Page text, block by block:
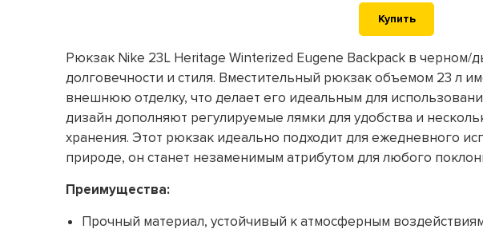
Купить
Рюкзак Nike 23L Heritage Winterized Eugene Backpack в черном/
долговечности и стиля. Вместительный рюкзак объемом 23 л
внешнюю отделку, что делает его идеальным для
дизайн дополняют регулируемые лямки для удобства и
хранения. Этот рюкзак идеально подходит для ежедневного
природе, он станет незаменимым атрибутом для любого
Преимущества:
Прочный материал, устойчивый к атмосферным